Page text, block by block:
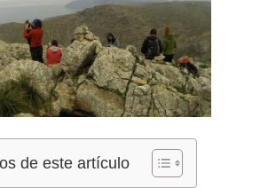
de este artículo